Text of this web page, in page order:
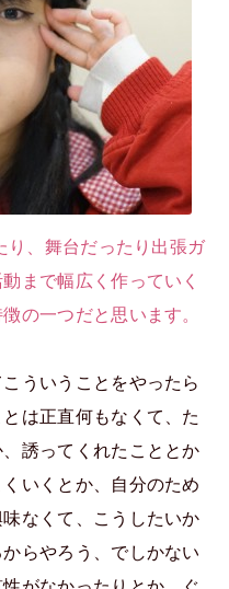
、舞台だったり出張ガ
まで幅広く作っていく
の一つだと思います。
ういうことをやったら
は正直何もなくて、た
誘ってくれたこととか
いくとか、自分のため
なくて、こうしたいか
らやろう、でしかない